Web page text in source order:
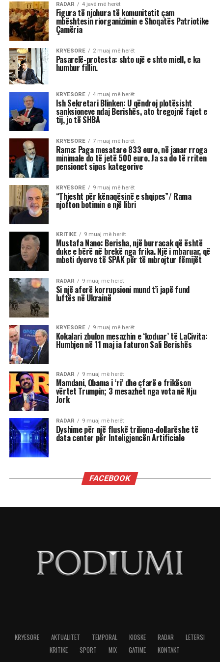
Mamdani, Obama i ‘ri’ dhe çfarë e
frikëson vërtet Trumpin; 3 mesazhet
nga vota në Nju Jork
Shkruar nga Massimo Gaggi
Fitorja e Mamdanit duhet të
trajtohet me kujdes nga
Partia Demokratike. Ajo ka
rizbuluar aftësitë e
ndërmjetësimit agresiv të
Barack Obamës, duke
shfrytëzuar shqetësimet e
votuesve në lidhje me
ekonominë përpara
zgjedhjeve të mesit të
mandatit…
Tenda e madhe, kostoja e lartë e jetesës,
rregullat në ndryshim të lojës: në dritën e fitores
së Mamdanit, kryetarit të ri të bashkisë së Nju
Jorkut, Socialist Demokrat, dhe sukseseve të tjera
të Partisë Progresive në zgjedhjet e 4 nëntorit,
nga fitimi i posteve të guvernatorëve të
Virxhinias dhe Nju Xhersit deri te fitorja në
referendum në Kaliforni, këto tre fronte do të
jenë vendimtare, një vit nga tani, në zgjedhjet e
nga kontrolli i Kongresit.
Fitorja e madhe e Mamdanit, me mobilizimin e
dekurajuar dhe çorientuar nga kthimi i Donald
Trump dhe axhenda e tij autoritare.
por nuk mund të harrojmë se Amerika tani është
një vend thellësisht i ndarë: Verilindja, bregdeti i